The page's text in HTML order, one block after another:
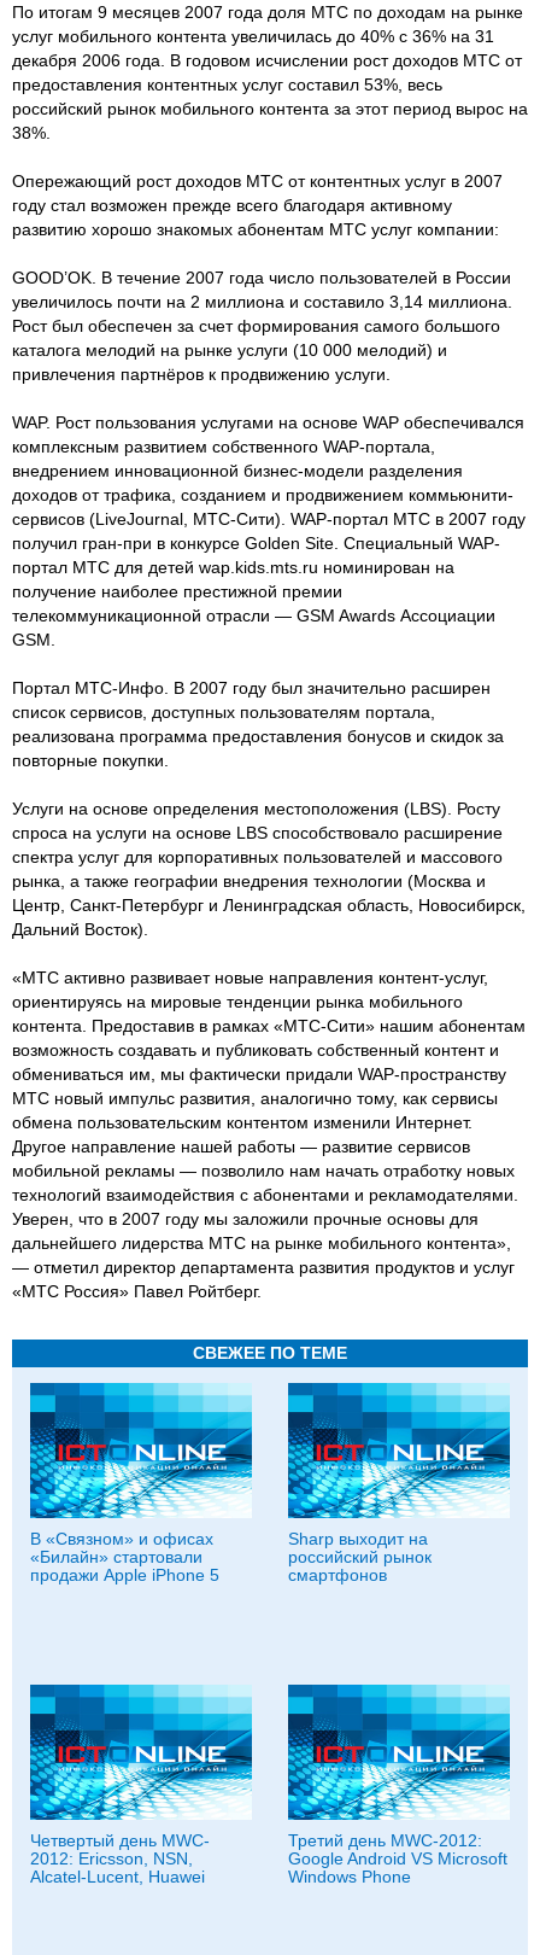
По итогам 9 месяцев 2007 года доля МТС по доходам на рынке
услуг мобильного контента увеличилась до 40% с 36% на 31
декабря 2006 года. В годовом исчислении рост доходов МТС от
предоставления контентных услуг составил 53%, весь
российский рынок мобильного контента за этот период вырос на
38%.
Опережающий рост доходов МТС от контентных услуг в 2007
году стал возможен прежде всего благодаря активному
развитию хорошо знакомых абонентам МТС услуг компании:
GOOD’OK. В течение 2007 года число пользователей в России
увеличилось почти на 2 миллиона и составило 3,14 миллиона.
Рост был обеспечен за счет формирования самого большого
каталога мелодий на рынке услуги (10 000 мелодий) и
привлечения партнёров к продвижению услуги.
WAP. Рост пользования услугами на основе WAP обеспечивался
комплексным развитием собственного WAP-портала,
внедрением инновационной бизнес-модели разделения
доходов от трафика, созданием и продвижением коммьюнити-
сервисов (LiveJournal, МТС-Сити). WAP-портал МТС в 2007 году
получил гран-при в конкурсе Golden Site. Cпециальный WAP-
портал МТС для детей wap.kids.mts.ru номинирован на
получение наиболее престижной премии
телекоммуникационной отрасли — GSM Awards Ассоциации
GSM.
Портал МТС-Инфо. В 2007 году был значительно расширен
список сервисов, доступных пользователям портала,
реализована программа предоставления бонусов и скидок за
повторные покупки.
Услуги на основе определения местоположения (LBS). Росту
спроса на услуги на основе LBS способствовало расширение
спектра услуг для корпоративных пользователей и массового
рынка, а также географии внедрения технологии (Москва и
Центр, Санкт-Петербург и Ленинградская область, Новосибирск,
Дальний Восток).
«МТС активно развивает новые направления контент-услуг,
ориентируясь на мировые тенденции рынка мобильного
контента. Предоставив в рамках «МТС-Сити» нашим абонентам
возможность создавать и публиковать собственный контент и
обмениваться им, мы фактически придали WAP-пространству
МТС новый импульс развития, аналогично тому, как сервисы
обмена пользовательским контентом изменили Интернет.
Другое направление нашей работы — развитие сервисов
мобильной рекламы — позволило нам начать отработку новых
технологий взаимодействия с абонентами и рекламодателями.
Уверен, что в 2007 году мы заложили прочные основы для
дальнейшего лидерства МТС на рынке мобильного контента»,
— отметил директор департамента развития продуктов и услуг
«МТС Россия» Павел Ройтберг.
СВЕЖЕЕ ПО ТЕМЕ
В «Связном» и офисах
«Билайн» стартовали
продажи Apple iPhone 5
Sharp выходит на
российский рынок
смартфонов
Четвертый день MWC-
2012: Ericsson, NSN,
Alcatel-Lucent, Huawei
Третий день MWC-2012:
Google Android VS Microsoft
Windows Phone